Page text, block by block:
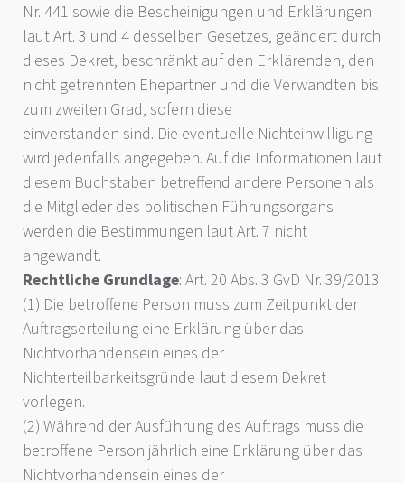
Nr. 441 sowie die Bescheinigungen und Erklärungen
laut Art. 3 und 4 desselben Gesetzes, geändert durch
dieses Dekret, beschränkt auf den Erklärenden, den
nicht getrennten Ehepartner und die Verwandten bis
zum zweiten Grad, sofern diese
einverstanden sind. Die eventuelle Nichteinwilligung
wird jedenfalls angegeben. Auf die Informationen laut
diesem Buchstaben betreffend andere Personen als
die Mitglieder des politischen Führungsorgans
werden die Bestimmungen laut Art. 7 nicht
angewandt.
Rechtliche Grundlage: Art. 20 Abs. 3 GvD Nr. 39/2013
(1) Die betroffene Person muss zum Zeitpunkt der
Auftragserteilung eine Erklärung über das
Nichtvorhandensein eines der
Nichterteilbarkeitsgründe laut diesem Dekret
vorlegen.
(2) Während der Ausführung des Auftrags muss die
betroffene Person jährlich eine Erklärung über das
Nichtvorhandensein eines der